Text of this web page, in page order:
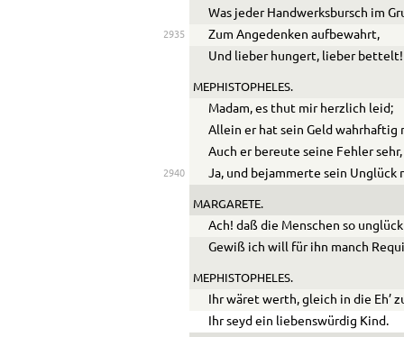
Was jeder Handwerksbursch im
2935
Zum Angedenken aufbewahrt,
Und lieber hungert, lieber bettelt!
MEPHISTOPHELES.
Madam, es thut mir herzlich leid;
Allein er hat sein Geld
Auch er bereute seine Fehler sehr,
2940 Ja, und bejammerte sein Unglück
MARGARETE.
Ach! daß die Menschen so
Gewiß ich will für ihn manch
MEPHISTOPHELES.
Ihr wäret werth, gleich in die Eh’
Ihr seyd ein liebenswürdig Kind.